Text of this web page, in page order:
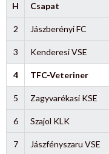
H Csapat
2 Jászberényi FC
3 Kenderesi VSE
4 TFC-Veteriner
5 Zagyvarékasi KSE
6 Szajol KLK
7 Jászfényszaru VSE